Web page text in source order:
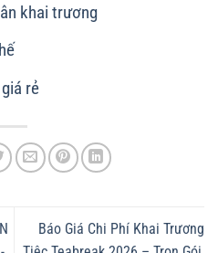
khai trương
rẻ
Báo Giá Chi Phí Khai Trương